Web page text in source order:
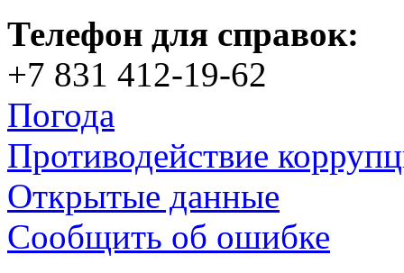
Телефон для справок:
+7 831 412-19-62
Погода
Противодействие
Открытые данные
Сообщить об ошибке